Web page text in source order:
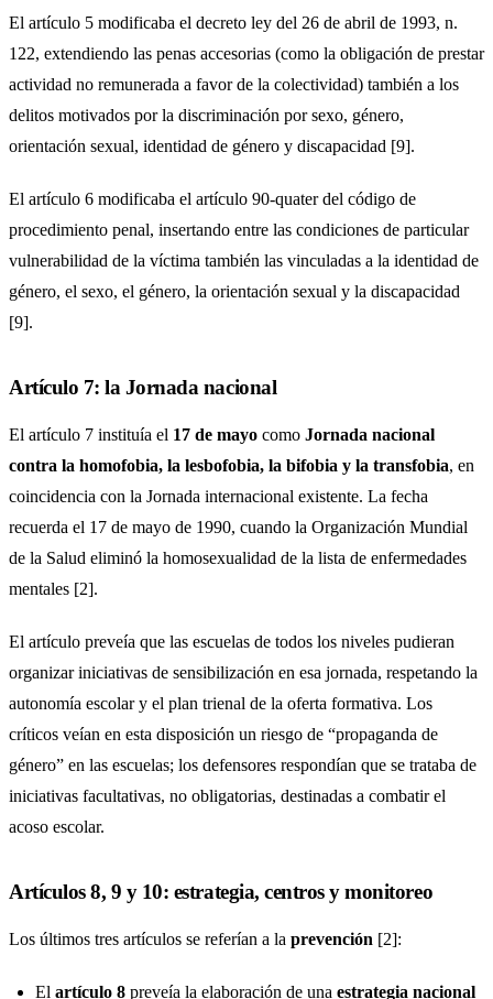
El artículo 5 modificaba el decreto ley del 26 de abril de 1993, n.
122, extendiendo las penas accesorias (como la obligación de prestar
actividad no remunerada a favor de la colectividad) también a los
delitos motivados por la discriminación por sexo, género,
orientación sexual, identidad de género y discapacidad [9].
El artículo 6 modificaba el artículo 90-quater del código de
procedimiento penal, insertando entre las condiciones de particular
vulnerabilidad de la víctima también las vinculadas a la identidad de
género, el sexo, el género, la orientación sexual y la discapacidad
[9].
Artículo 7: la Jornada nacional
El artículo 7 instituía el 17 de mayo como Jornada nacional
contra la homofobia, la lesbofobia, la bifobia y la transfobia, en
coincidencia con la Jornada internacional existente. La fecha
recuerda el 17 de mayo de 1990, cuando la Organización Mundial
de la Salud eliminó la homosexualidad de la lista de enfermedades
mentales [2].
El artículo preveía que las escuelas de todos los niveles pudieran
organizar iniciativas de sensibilización en esa jornada, respetando la
autonomía escolar y el plan trienal de la oferta formativa. Los
críticos veían en esta disposición un riesgo de “propaganda de
género” en las escuelas; los defensores respondían que se trataba de
iniciativas facultativas, no obligatorias, destinadas a combatir el
acoso escolar.
Artículos 8, 9 y 10: estrategia, centros y monitoreo
Los últimos tres artículos se referían a la prevención [2]:
El artículo 8 preveía la elaboración de una estrategia nacional